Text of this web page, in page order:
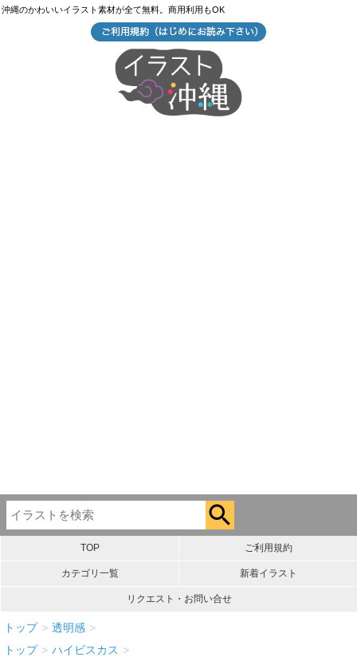
沖縄のかわいいイラスト素材が全て無料。商用利用もOK
TOP ご利用規約
カテゴリ一覧 新着イラスト
リクエスト・お問い合せ
トップ > 透明感 >
トップ > ハイビスカス >